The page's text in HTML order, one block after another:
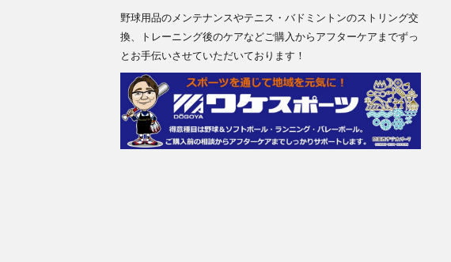
野球用品のメンテナンスやテニス・バドミントンのストリング交
換、トレーニング後のケアなどご購入からアフターケアまでずっ
とお手伝いさせていただいております！